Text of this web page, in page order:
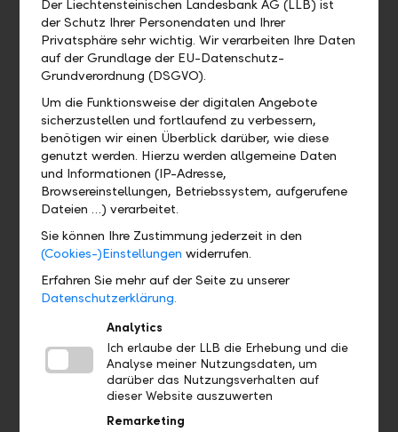
Wo kann ich das QR-Zahlteil
finden?
Wo finde ich mein eBill Postfach?
Gibt es eine Demoversion und wo
finde ich sie?
Wo finde ich das Profil?
Wo sehe ich welches Bankpaket ich
habe?
Kreditkarten?
Der Liechtensteinischen Landesbank AG (LLB) ist
der Schutz Ihrer Personendaten und Ihrer
Privatsphäre sehr wichtig. Wir verarbeiten Ihre Daten
auf der Grundlage der EU-Datenschutz-
Grundverordnung (DSGVO).
Um die Funktionsweise der digitalen Angebote
sicherzustellen und fortlaufend zu verbessern,
benötigen wir einen Überblick darüber, wie diese
genutzt werden. Hierzu werden allgemeine Daten
und Informationen (IP-Adresse,
Browsereinstellungen, Betriebssystem, aufgerufene
Dateien …) verarbeitet.
Sie können Ihre Zustimmung jederzeit in den
(Cookies-)Einstellungen widerrufen.
Erfahren Sie mehr auf der Seite zu unserer
Datenschutzerklärung.
Analytics
Ich erlaube der LLB die Erhebung und die
Analyse meiner Nutzungsdaten, um
darüber das Nutzungsverhalten auf
dieser Website auszuwerten
Remarketing